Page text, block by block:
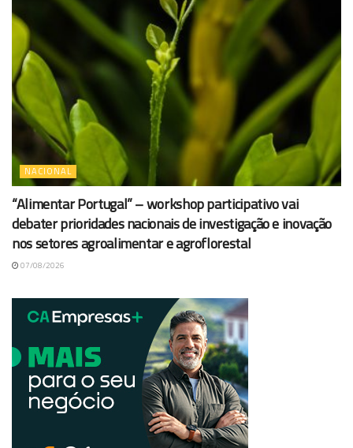
NACIONAL
“Alimentar Portugal” – workshop participativo vai
debater prioridades nacionais de investigação e inovação
nos setores agroalimentar e agroflorestal
07/08/2026